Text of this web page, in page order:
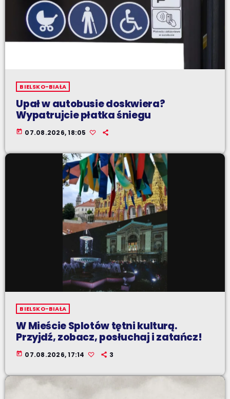
BIELSKO-BIAŁA
Upał w autobusie doskwiera?
Wypatrujcie płatka śniegu
today 07.08.2026, 18:05
BIELSKO-BIAŁA
W Mieście Splotów tętni kulturą.
Przyjdź, zobacz, posłuchaj i zatańcz!
today 07.08.2026, 17:14 3